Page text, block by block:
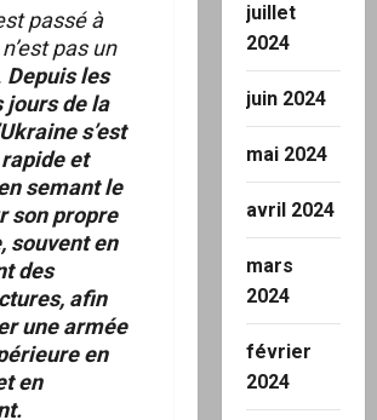
passé à
pas un
Depuis les
jours de la
s’est
et
semant le
son propre
souvent en
des
afin
une armée
en
en
juillet
2024
juin 2024
mai 2024
avril 2024
mars
2024
février
2024